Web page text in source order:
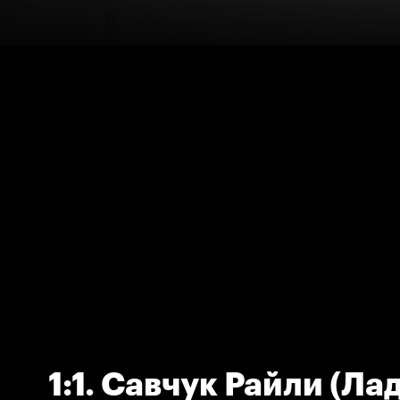
1:1. Савчук Райли